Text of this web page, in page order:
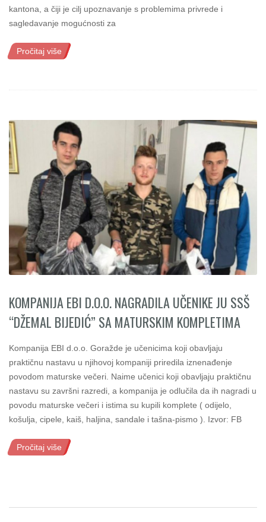
kantona, a čiji je cilj upoznavanje s problemima privrede i
sagledavanje mogućnosti za
KOMPANIJA EBI D.O.O. NAGRADILA UČENIKE JU SSŠ
“DŽEMAL BIJEDIĆ” SA MATURSKIM KOMPLETIMA
Kompanija EBI d.o.o. Goražde je učenicima koji obavljaju
praktičnu nastavu u njihovoj kompaniji priredila iznenađenje
povodom maturske večeri. Naime učenici koji obavljaju praktičnu
nastavu su završni razredi, a kompanija je odlučila da ih nagradi u
povodu maturske večeri i istima su kupili komplete ( odijelo,
košulja, cipele, kaiš, haljina, sandale i tašna-pismo ). Izvor: FB